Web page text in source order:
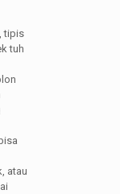
tipis
tuh
atau